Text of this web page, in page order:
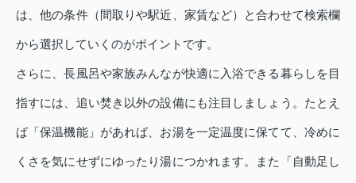
は、他の条件（間取りや駅近、家賃など）と合わせて検索欄
から選択していくのがポイントです。
さらに、長風呂や家族みんなが快適に入浴できる暮らしを目
指すには、追い焚き以外の設備にも注目しましょう。たとえ
ば「保温機能」があれば、お湯を一定温度に保てて、冷めに
くさを気にせずにゆったり湯につかれます。また「自動足し